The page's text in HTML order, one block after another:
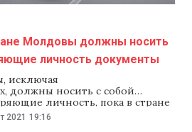
Молдовы должны носить
личность документы
исключая
должны носить с собой
личность, пока в стране
положение в области
решение приняла 11 октября
2021 19:16